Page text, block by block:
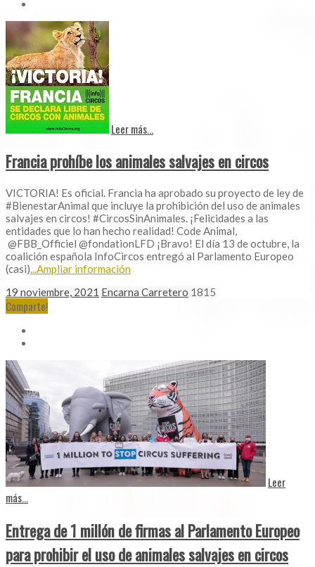
Leer más...
Francia prohíbe los animales salvajes en circos
VICTORIA! Es oficial. Francia ha aprobado su proyecto de ley de
#BienestarAnimal que incluye la prohibición del uso de animales
salvajes en circos! #CircosSinAnimales. ¡Felicidades a las
entidades que lo han hecho realidad! Code Animal,
@FBB_Officiel @fondationLFD ¡Bravo! El día 13 de octubre, la
coalición española InfoCircos entregó al Parlamento Europeo
(casi)...Ampliar información
19 noviembre, 2021 Encarna Carretero 1815
Comparte!
Leer
más...
Entrega de 1 millón de firmas al Parlamento Europeo
para prohibir el uso de animales salvajes en circos